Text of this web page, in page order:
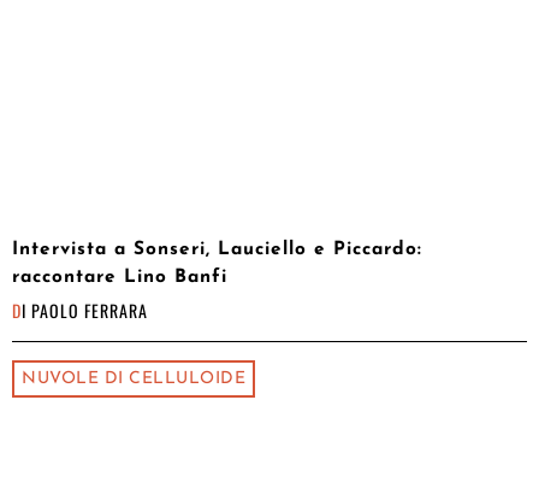
Intervista a Sonseri, Lauciello e Piccardo:
raccontare Lino Banfi
DI PAOLO FERRARA
NUVOLE DI CELLULOIDE